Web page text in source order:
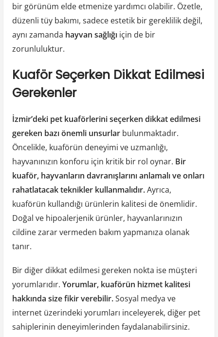
bir görünüm elde etmenize yardımcı olabilir. Özetle,
düzenli tüy bakımı, sadece estetik bir gereklilik değil,
aynı zamanda hayvan sağlığıiçin de bir
zorunluluktur.
Kuaför Seçerken Dikkat Edilmesi
Gerekenler
İzmir’deki pet kuaförlerini seçerken dikkat edilmesi
gereken bazı önemli unsurlarbulunmaktadır.
Öncelikle, kuaförün deneyimi ve uzmanlığı,
hayvanınızın konforu için kritik bir rol oynar. Bir
kuaför, hayvanların davranışlarını anlamalı ve onları
rahatlatacak teknikler kullanmalıdır.Ayrıca,
kuaförün kullandığı ürünlerin kalitesi de önemlidir.
Doğal ve hipoalerjenik ürünler, hayvanlarınızın
cildine zarar vermeden bakım yapmanıza olanak
tanır.
Bir diğer dikkat edilmesi gereken nokta ise müşteri
yorumlarıdır. Yorumlar, kuaförün hizmet kalitesi
hakkında size fikir verebilir.Sosyal medya ve
internet üzerindeki yorumları inceleyerek, diğer pet
sahiplerinin deneyimlerinden faydalanabilirsiniz.